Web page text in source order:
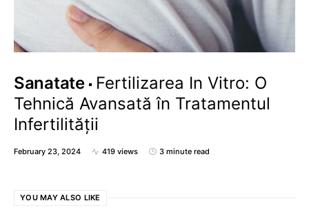
Sanatate
Fertilizarea In Vitro: O
Tehnică Avansată în Tratamentul
Infertilității
February 23, 2024 419 views 3 minute read
YOU MAY ALSO LIKE